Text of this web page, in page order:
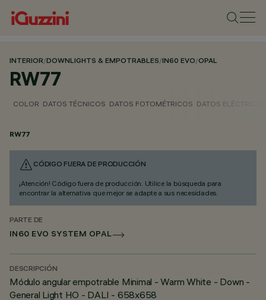
INTERIOR/DOWNLIGHTS & EMPOTRABLES/IN60 EVO/OPAL
RW77
COLOR DATOS TÉCNICOS DATOS FOTOMÉTRICOS DATOS
RW77
CÓDIGO FUERA DE PRODUCCIÓN
¡Atención! Código fuera de producción. Utilice la búsqueda para
encontrar la alternativa que mejor se adapte a sus necesidades.
PARTE DE
IN60 EVO SYSTEM OPAL
DESCRIPCIÓN
Módulo angular empotrable Minimal - Warm White - Down -
General Light HO - DALI - 658x658